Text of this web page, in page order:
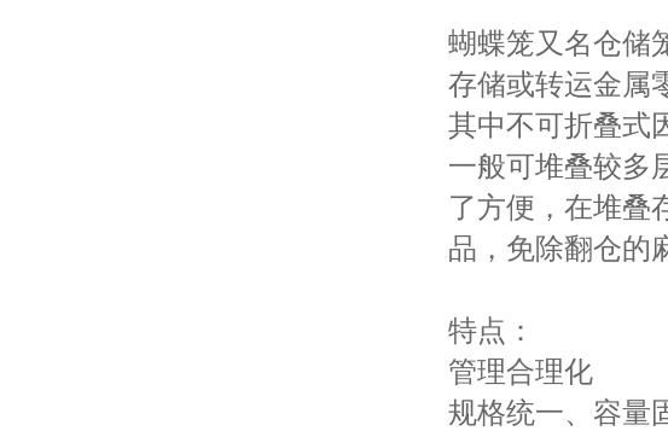
蝴蝶笼又名仓储
存储或转运金属
其中不可折叠式
一般可堆叠较多
了方便，在堆叠
品，免除翻仓的
特点：
管理合理化
规格统一、容量